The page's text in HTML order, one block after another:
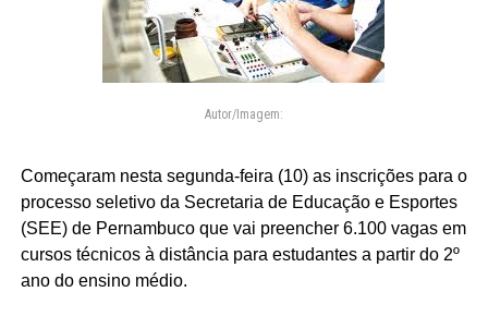
Autor/Imagem:
Começaram nesta segunda-feira (10) as inscrições para o
processo seletivo da Secretaria de Educação e Esportes
(SEE) de Pernambuco que vai preencher 6.100 vagas em
cursos técnicos à distância para estudantes a partir do 2º
ano do ensino médio.